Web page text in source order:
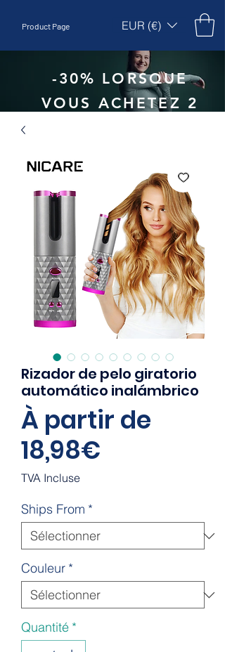
Product Page EUR (€)
-30% LORSQUE
VOUS ACHETEZ 2
Rizador de pelo giratorio
automático inalámbrico
À partir de
18,98€
TVA Incluse
Ships From *
Couleur *
Quantité *